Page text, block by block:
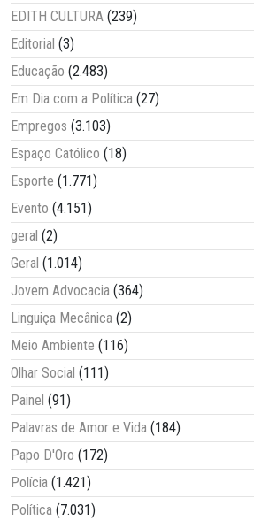
EDITH CULTURA (239)
Editorial (3)
Educação (2.483)
Em Dia com a Política (27)
Empregos (3.103)
Espaço Católico (18)
Esporte (1.771)
Evento (4.151)
geral (2)
Geral (1.014)
Jovem Advocacia (364)
Linguiça Mecânica (2)
Meio Ambiente (116)
Olhar Social (111)
Painel (91)
Palavras de Amor e Vida (184)
Papo D'Oro (172)
Polícia (1.421)
Política (7.031)